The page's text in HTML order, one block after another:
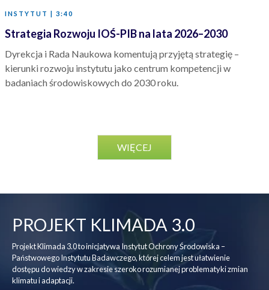
INSTYTUT | 3:40
Strategia Rozwoju IOŚ-PIB na lata 2026–2030
Dyrekcja i Rada Naukowa komentują przyjętą strategię –
kierunki rozwoju instytutu jako centrum kompetencji w
badaniach środowiskowych do 2030 roku.
WIĘCEJ
PROJEKT KLIMADA 3.0
Projekt Klimada 3.0 to inicjatywa Instytut Ochrony Środowiska –
Państwowego Instytutu Badawczego, której celem jest ułatwienie
dostępu do wiedzy w zakresie szeroko rozumianej problematyki zmian
klimatu i adaptacji.